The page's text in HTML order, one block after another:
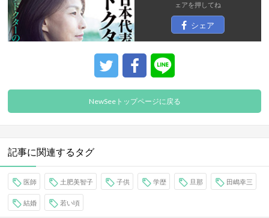
ェアを押してね
シェア
NewSeeトップページに戻る
記事に関連するタグ
医師 土肥美智子 子供 学歴 旦那 田嶋幸三
結婚 若い頃